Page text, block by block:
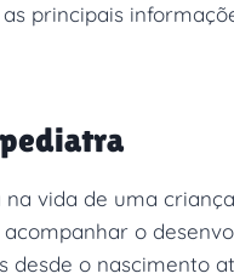
principais
vida de uma
o
desde o nascimento